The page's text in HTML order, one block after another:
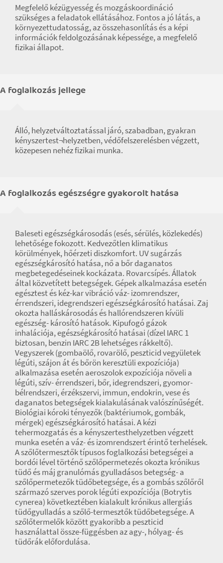
Megfelelő kézügyesség és mozgáskoordináció
szükséges a feladatok ellátásához. Fontos a jó látás, a
környezettudatosság, az összehasonlítás és a képi
információk feldolgozásának képessége, a megfelelő
fizikai állapot.
A foglalkozás jellege
Álló, helyzetváltoztatással járó, szabadban, gyakran
kényszertest¬helyzetben, védőfelszerelésben végzett,
közepesen nehéz fizikai munka.
A foglalkozás egészségre gyakorolt hatása
Baleseti egészségkárosodás (esés, sérülés, közlekedés)
lehetősége fokozott. Kedvezőtlen klimatikus
körülmények, hőérzeti diszkomfort. UV sugárzás
egészségkárosító hatása, nő a bőr daganatos
megbetegedéseinek kockázata. Rovarcsípés. Állatok
által közvetített betegségek. Gépek alkalmazása esetén
egésztest és kéz-kar vibráció váz- izomrendszer,
érrendszeri, idegrendszeri egészségkárosító hatásai. Zaj
okozta halláskárosodás és hallórendszeren kívüli
egészség- károsító hatások. Kipufogó gázok
inhalációja, egészségkárosító hatásai (dízel IARC 1
biztosan, benzin IARC 2B lehetséges rákkeltő).
Vegyszerek (gombaölő, rovarölő, peszticid vegyületek
légúti, szájon át és bőrön keresztüli expozíciója)
alkalmazása esetén aeroszolok expozíciója növeli a
légúti, szív- érrendszeri, bőr, idegrendszeri, gyomor-
bélrendszeri, érzékszervi, immun, endokrin, vese és
daganatos betegségek kialakulásának valószínűségét.
Biológiai kóroki tényezők (baktériumok, gombák,
mérgek) egészségkárosító hatásai. A kézi
tehermozgatás és a kényszertesthelyzetben végzett
munka esetén a váz- és izomrendszert érintő terhelések.
A szőlőtermesztők típusos foglalkozási betegségei a
bordói lével történő szőlőpermetezés okozta krónikus
tüdő és máj granulómás gyulladásos betegség- a
szőlőpermetezők tüdőbetegsége, és a gombás szőlőről
származó szerves porok légúti expozíciója (Botrytis
cynerea) következtében kialakult krónikus allergiás
tüdőgyulladás a szőlő-termesztők tüdőbetegsége. A
szőlőtermelők között gyakoribb a peszticid
használattal össze-függésben az agy-, hólyag- és
tüdőrák előfordulása.